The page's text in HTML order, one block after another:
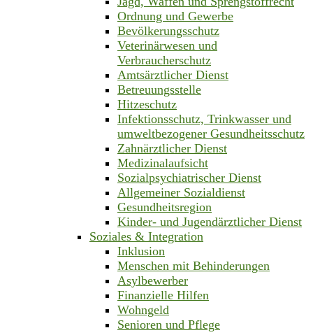
Ordnung und Gewerbe
Bevölkerungsschutz
Veterinärwesen und
Verbraucherschutz
Amtsärztlicher Dienst
Betreuungsstelle
Hitzeschutz
Infektionsschutz, Trinkwasser und
umweltbezogener Gesundheitsschutz
Zahnärztlicher Dienst
Medizinalaufsicht
Sozialpsychiatrischer Dienst
Allgemeiner Sozialdienst
Gesundheitsregion
Kinder- und Jugendärztlicher Dienst
Soziales & Integration
Inklusion
Menschen mit Behinderungen
Asylbewerber
Finanzielle Hilfen
Wohngeld
Senioren und Pflege